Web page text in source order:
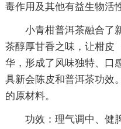
毒作用及其他有益生物活
小青柑普洱茶融合了
茶醇厚甘香之味，让柑皮
华，形成了风味独特、口
具新会陈皮和普洱茶功效
的原材料。
功效：理气调中、健